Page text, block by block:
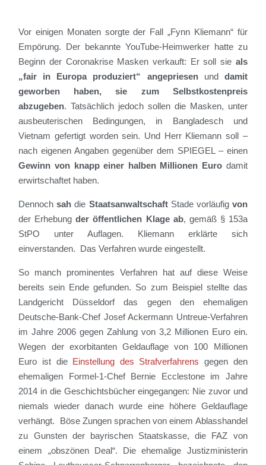
Vor einigen Monaten sorgte der Fall „Fynn Kliemann“ für
Empörung. Der bekannte YouTube-Heimwerker hatte zu
Beginn der Coronakrise Masken verkauft: Er soll sie als
„fair in Europa produziert“ angepriesenund damit
geworben haben, sie zum Selbstkostenpreis
abzugeben. Tatsächlich jedoch sollen die Masken, unter
ausbeuterischen Bedingungen, in Bangladesch und
Vietnam gefertigt worden sein. Und Herr Kliemann soll –
nach eigenen Angaben gegenüber dem SPIEGEL – einen
Gewinn von knapp einer halben Millionen Euro damit
erwirtschaftet haben.
Dennochsah die StaatsanwaltschaftStade vorläufig von
der Erhebungder öffentlichen Klage ab, gemäß § 153a
StPO unter Auflagen. Kliemann erklärte sich
einverstanden. Das Verfahren wurde eingestellt.
So manch prominentes Verfahren hat auf diese Weise
bereits sein Ende gefunden. So zum Beispiel stellte das
Landgericht Düsseldorf das gegen den ehemaligen
Deutsche-Bank-Chef Josef Ackermann Untreue-Verfahren
im Jahre 2006 gegen Zahlung von 3,2 Millionen Euro ein.
Wegen der exorbitanten Geldauflage von 100 Millionen
Euro ist die Einstellung des Strafverfahrens gegen den
ehemaligen Formel-1-Chef Bernie Ecclestone im Jahre
2014 in die Geschichtsbücher eingegangen: Nie zuvor und
niemals wieder danach wurde eine höhere Geldauflage
verhängt. Böse Zungen sprachen von einem Ablasshandel
zu Gunsten der bayrischen Staatskasse, die FAZ von
einem „obszönen Deal“. Die ehemalige Justizministerin